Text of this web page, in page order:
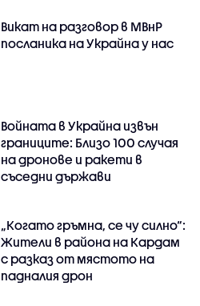
Викат на разговор в МВнР
посланика на Украйна у нас
Войната в Украйна извън
границите: Близо 100 случая
на дронове и ракети в
съседни държави
„Когато гръмна, се чу силно“:
Жители в района на Кардам
с разказ от мястото на
падналия дрон